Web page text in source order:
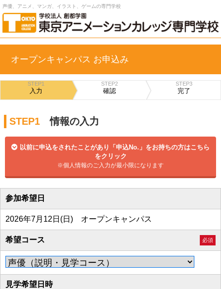
声優、アニメ、マンガ、イラスト、ゲームの専門学校
オープンキャンパス お申込み
STEP1
入力
STEP2
確認
STEP3
完了
STEP1 情報の入力
以前に申込をされたことがあり「申込No.」をお持ちの方はこちら
をクリック
※個人情報のご入力が最小限になります
参加希望日
2026年7月12日(日) オープンキャンパス
希望コース 必須
見学希望日時